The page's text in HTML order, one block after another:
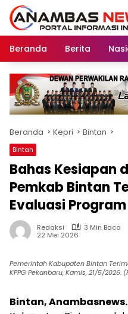
Langsung
konten
Beranda
Berita
Beranda Kepri Bintan
Bintan
Bahas Kesiapan
Pemkab Bintan
Evaluasi Program
Redaksi
3 Min Baca
22 Mei 2026
Pemerintah Kabupaten Bintan
KPPG Pekanbaru, Kamis, 21/5/2026.
Bintan,